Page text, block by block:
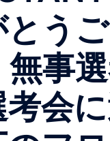
う
事
会